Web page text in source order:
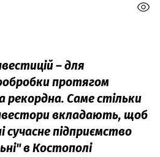
– для
протягом
рекордна. Саме стільки
вкладають, щоб
сучасне підприємство
в Костополі